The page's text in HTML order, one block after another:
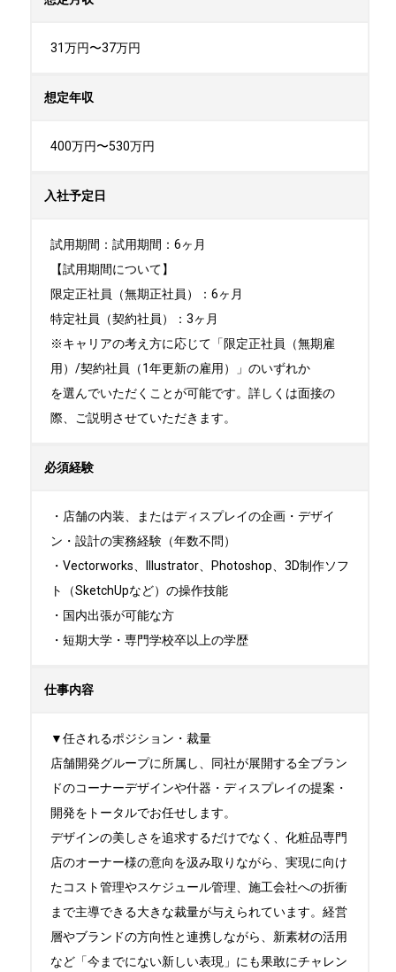
31万円〜37万円
想定年収
400万円〜530万円
入社予定日
試用期間：試用期間：6ヶ月
【試⽤期間について】
限定正社員（無期正社員）：6ヶ⽉
特定社員（契約社員）：3ヶ⽉
※キャリアの考え⽅に応じて「限定正社員（無期雇
⽤）/契約社員（1年更新の雇⽤）」のいずれか
を選んでいただくことが可能です。詳しくは⾯接の
際、ご説明させていただきます。
必須経験
・店舗の内装、またはディスプレイの企画・デザイ
ン・設計の実務経験（年数不問）
・Vectorworks、Illustrator、Photoshop、3D制作ソフ
ト（SketchUpなど）の操作技能
・国内出張が可能な方
・短期大学・専門学校卒以上の学歴
仕事内容
▼任されるポジション・裁量
店舗開発グループに所属し、同社が展開する全ブラン
ドのコーナーデザインや什器・ディスプレイの提案・
開発をトータルでお任せします。
デザインの美しさを追求するだけでなく、化粧品専門
店のオーナー様の意向を汲み取りながら、実現に向け
たコスト管理やスケジュール管理、施工会社への折衝
まで主導できる大きな裁量が与えられています。経営
層やブランドの方向性と連携しながら、新素材の活用
など「今までにない新しい表現」にも果敢にチャレン